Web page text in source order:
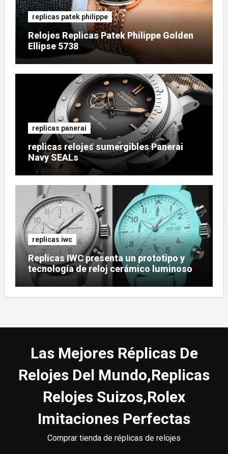
replicas patek philippe
Relojes Replicas Patek Philippe Golden
Ellipse 5738
replicas panerai
replicas relojes sumergibles Panerai
Navy SEALs
replicas iwc
Replicas IWC presenta un prototipo y
tecnología de reloj cerámico luminoso
Ceralume
Las Mejores Réplicas De
Relojes Del Mundo,Replicas
Relojes Suizos,Rolex
Imitaciones Perfectas
Comprar tienda de réplicas de relojes